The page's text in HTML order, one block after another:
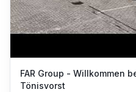
FAR Group - Willkommen
Tönisvorst